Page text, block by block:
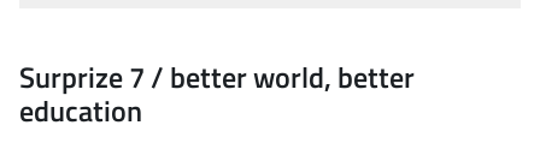
Surprize 7 / better world, better
education